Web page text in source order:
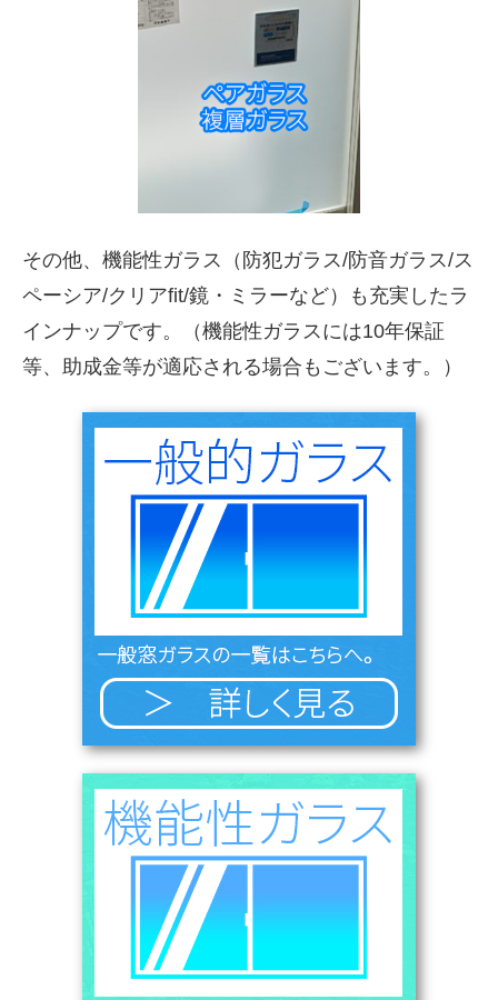
その他、機能性ガラス（防犯ガラス/防音ガラス/ス
ペーシア/クリアfit/鏡・ミラーなど）も充実したラ
インナップです。（機能性ガラスには10年保証
等、助成金等が適応される場合もございます。）